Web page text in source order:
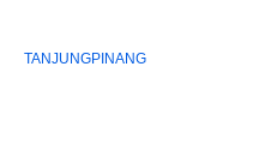
TANJUNGPINANG